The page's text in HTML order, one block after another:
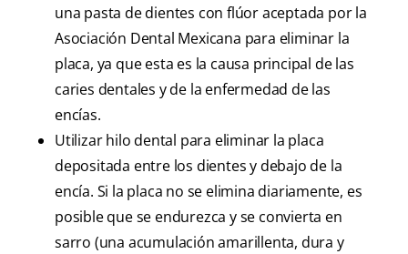
una pasta de dientes con flúor aceptada por la
Asociación Dental Mexicana para eliminar la
placa, ya que esta es la causa principal de las
caries dentales y de la enfermedad de las
encías.
Utilizar hilo dental para eliminar la placa
depositada entre los dientes y debajo de la
encía. Si la placa no se elimina diariamente, es
posible que se endurezca y se convierta en
sarro (una acumulación amarillenta, dura y